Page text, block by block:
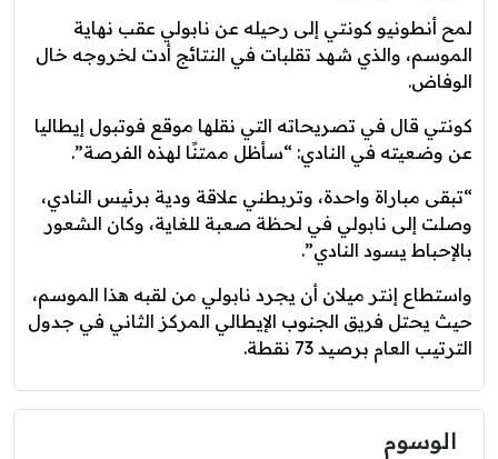
لمح أنطونيو كونتي إلى رحيله عن نابولي عقب نهاية
الموسم، والذي شهد تقلبات في النتائج أدت لخروجه خال
الوفاض.
كونتي قال في تصريحاته التي نقلها موقع فوتبول إيطاليا
عن وضعيته في النادي: “سأظل ممتنًا لهذه الفرصة”.
“تبقى مباراة واحدة، وتربطني علاقة ودية برئيس النادي،
وصلت إلى نابولي في لحظة صعبة للغاية، وكان الشعور
بالإحباط يسود النادي”.
واستطاع إنتر ميلان أن يجرد نابولي من لقبه هذا الموسم،
حيث يحتل فريق الجنوب الإيطالي المركز الثاني في جدول
الترتيب العام برصيد 73 نقطة.
الوسوم